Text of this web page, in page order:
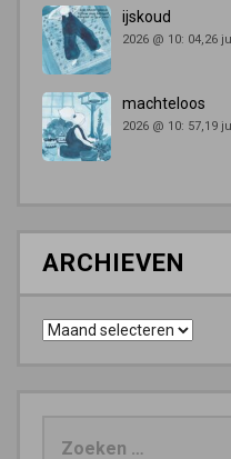
ijskoud
2026 @ 10: 04,26
machteloos
2026 @ 10: 57,19
ARCHIEVEN
Archieven